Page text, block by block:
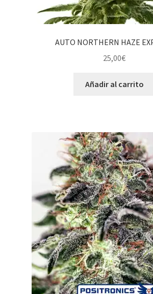
AUTO NORTHERN HAZE
25,00€
Añadir al carrito